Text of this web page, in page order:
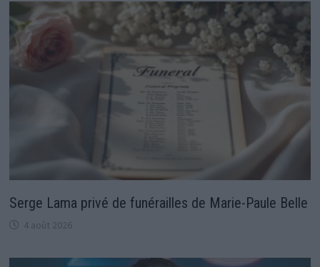
Serge Lama privé de funérailles de Marie-Paule Belle
4 août 2026